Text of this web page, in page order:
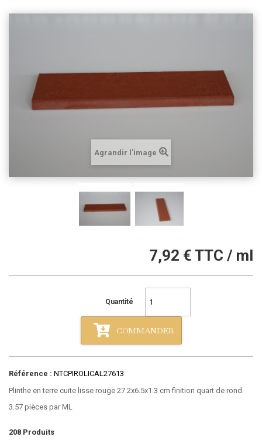
Agrandir l'image
7,92 € TTC / ml
Quantité
COMMANDER
Référence : NTCPIROLICAL27613
Plinthe en terre cuite lisse rouge 27.2x6.5x1.3 cm finition quart de rond
3.57 pièces par ML
208 Produits